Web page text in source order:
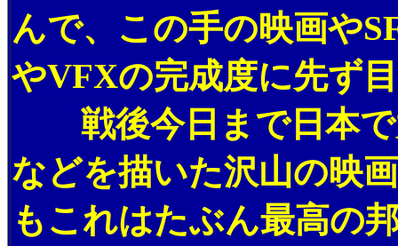
んで、この手の映画や
やVFXの完成度に先ず
戦後今日まで日本で
などを描いた沢山の映
もこれはたぶん最高の